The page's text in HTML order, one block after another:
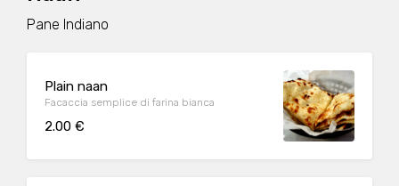
Pane Indiano
Plain naan
Facaccia semplice di farina bianca
2.00 €